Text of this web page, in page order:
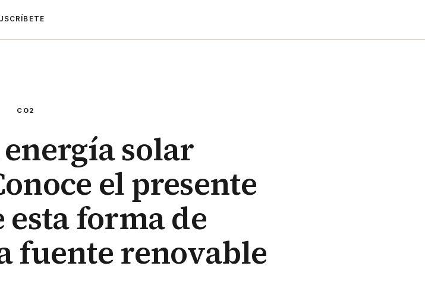
CO2
energía solar
el presente
forma de
fuente renovable